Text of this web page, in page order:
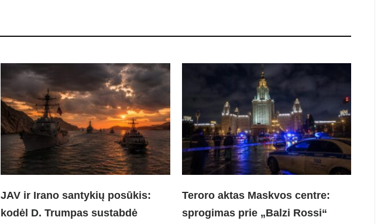
JAV ir Irano santykių posūkis:
kodėl D. Trumpas sustabdė
Teroro aktas Maskvos centre:
sprogimas prie „Balzi Rossi“